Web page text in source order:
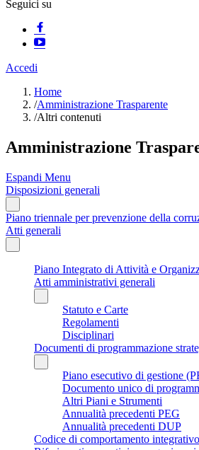
Seguici su
Accedi
Home
/Amministrazione Trasparente
/Altri contenuti
Amministrazione
Espandi Menu
Disposizioni generali
Piano triennale per prevenzione della
Atti generali
Piano Integrato di Attività e
Atti amministrativi generali
Statuto e Carte
Regolamenti
Disciplinari
Documenti di programmazione
Piano esecutivo di gestione
Documento unico di
Altri Piani e Strumenti
Annualità precedenti PEG
Annualità precedenti DUP
Codice di comportamento